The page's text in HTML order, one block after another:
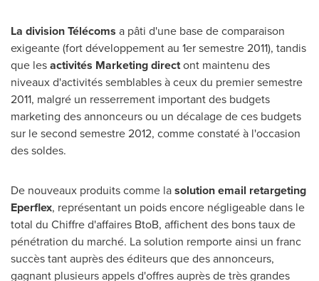
La division Télécoms a pâti d'une base de comparaison
exigeante (fort développement au 1er semestre 2011), tandis
que lesactivités Marketing directont maintenu des
niveaux d'activités semblables à ceux du premier semestre
2011, malgré un resserrement important des budgets
marketing des annonceurs ou un décalage de ces budgets
sur le second semestre 2012, comme constaté à l'occasion
des soldes.
De nouveaux produits comme lasolution email retargeting
Eperflex, représentant un poids encore négligeable dans le
total du Chiffre d'affaires BtoB, affichent des bons taux de
pénétration du marché. La solution remporte ainsi un franc
succès tant auprès des éditeurs que des annonceurs,
gagnant plusieurs appels d'offres auprès de très grandes